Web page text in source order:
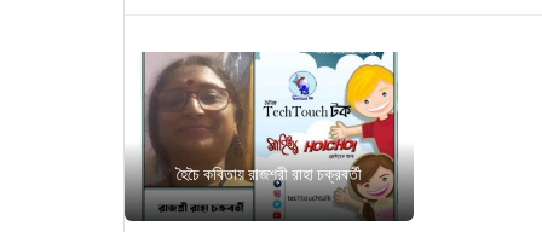
হৈচৈ কবিতায় রাজশ্রী রাহা চক্রবর্তী